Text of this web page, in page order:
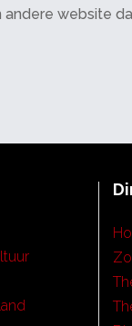
andere website